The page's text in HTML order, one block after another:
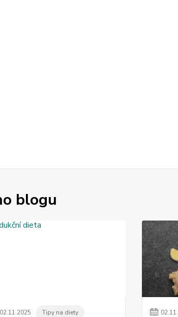
blogu
02.11.2025 Tipy na diety 02.11.